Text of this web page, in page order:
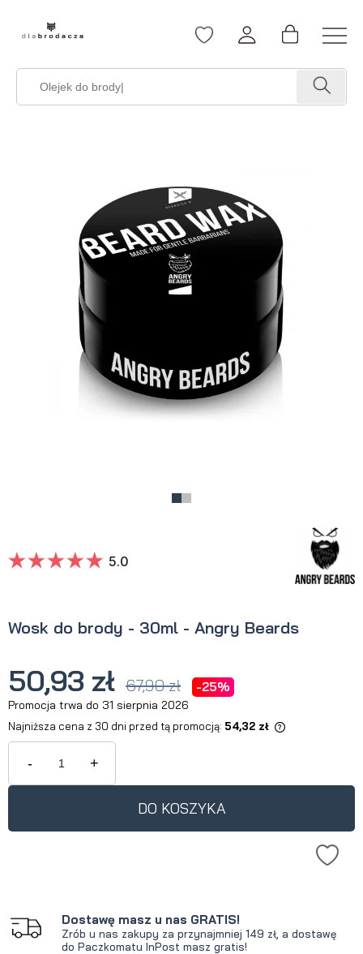
Wosk do brody - 30ml - Angry Beards
5.0
50,93 zł 67,90 zł -25%
Promocja trwa do 31 sierpnia 2026
Najniższa cena z 30 dni przed tą promocją: 54,32 zł
Jeżeli produkt jest sprzedawany
krócej niż 30 dni, wyświetlana jest
produkt pojawił się w sprzedaży.
- +
DO KOSZYKA
Dostawę masz u nas GRATIS!
Zrób u nas zakupy za przynajmniej 149 zł, a dostawę
do Paczkomatu InPost masz gratis!